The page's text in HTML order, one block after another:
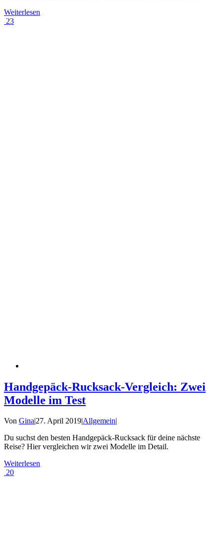
Weiterlesen
23
Handgepäck-Rucksack-Vergleich: Zwei
Modelle im Test
Von Gina|27. April 2019|Allgemein|
Du suchst den besten Handgepäck-Rucksack für deine nächste
Reise? Hier vergleichen wir zwei Modelle im Detail.
Weiterlesen
20